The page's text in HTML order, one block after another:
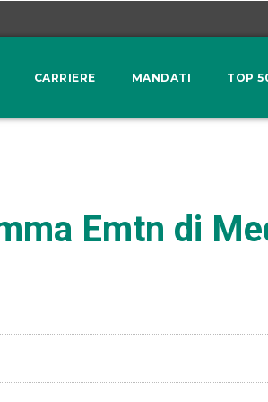
CARRIERE MANDATI TOP
Emtn di